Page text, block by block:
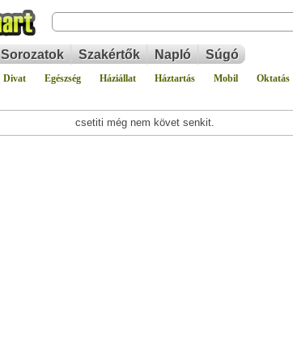
Sorozatok Szakértők Napló Súgó
Divat Egészség Háziállat Háztartás Mobil Oktatás
csetiti még nem követ senkit.